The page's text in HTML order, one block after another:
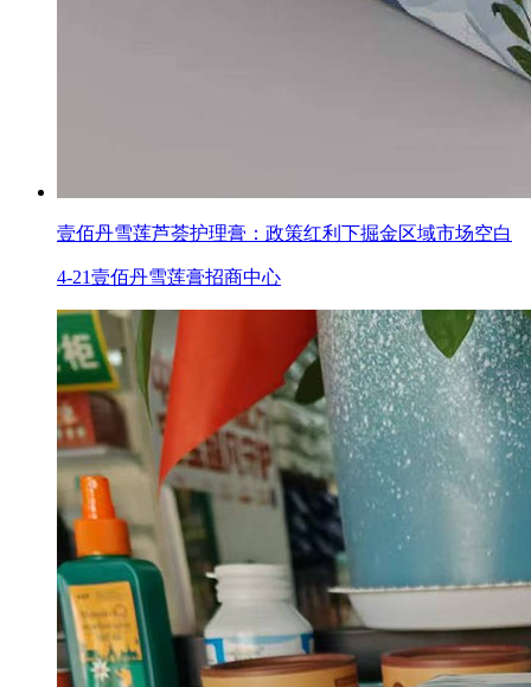
壹佰丹雪莲芦荟护理膏：政策红利下掘金区域市场空白
4-21壹佰丹雪莲膏招商中心